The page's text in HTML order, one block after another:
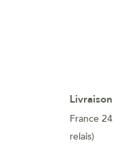
Livraison
France
relais)